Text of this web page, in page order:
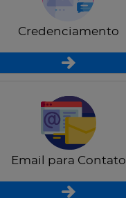
Credenciamento
Email para Contato